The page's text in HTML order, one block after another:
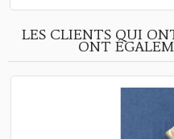
LES CLIENTS QUI
ONT